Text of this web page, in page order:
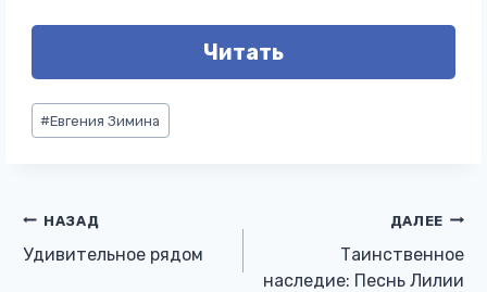
Читать
Метки
записи:
#Евгения Зимина
Навигация
по
НАЗАД
Удивительное рядом
ДАЛЕЕ
Таинственное
наследие: Песнь Лилии